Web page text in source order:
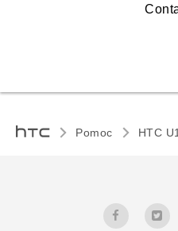
Pomoc HTC